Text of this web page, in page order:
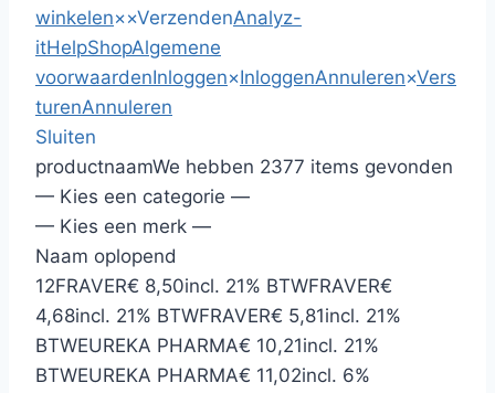
winkelen××VerzendenAnalyz-
itHelpShopAlgemene
voorwaardenInloggen×InloggenAnnuleren×Vers
turenAnnuleren
Sluiten
productnaamWe hebben 2377 items gevonden
— Kies een categorie —
— Kies een merk —
Naam oplopend
12FRAVER€ 8,50incl. 21% BTWFRAVER€
4,68incl. 21% BTWFRAVER€ 5,81incl. 21%
BTWEUREKA PHARMA€ 10,21incl. 21%
BTWEUREKA PHARMA€ 11,02incl. 6%